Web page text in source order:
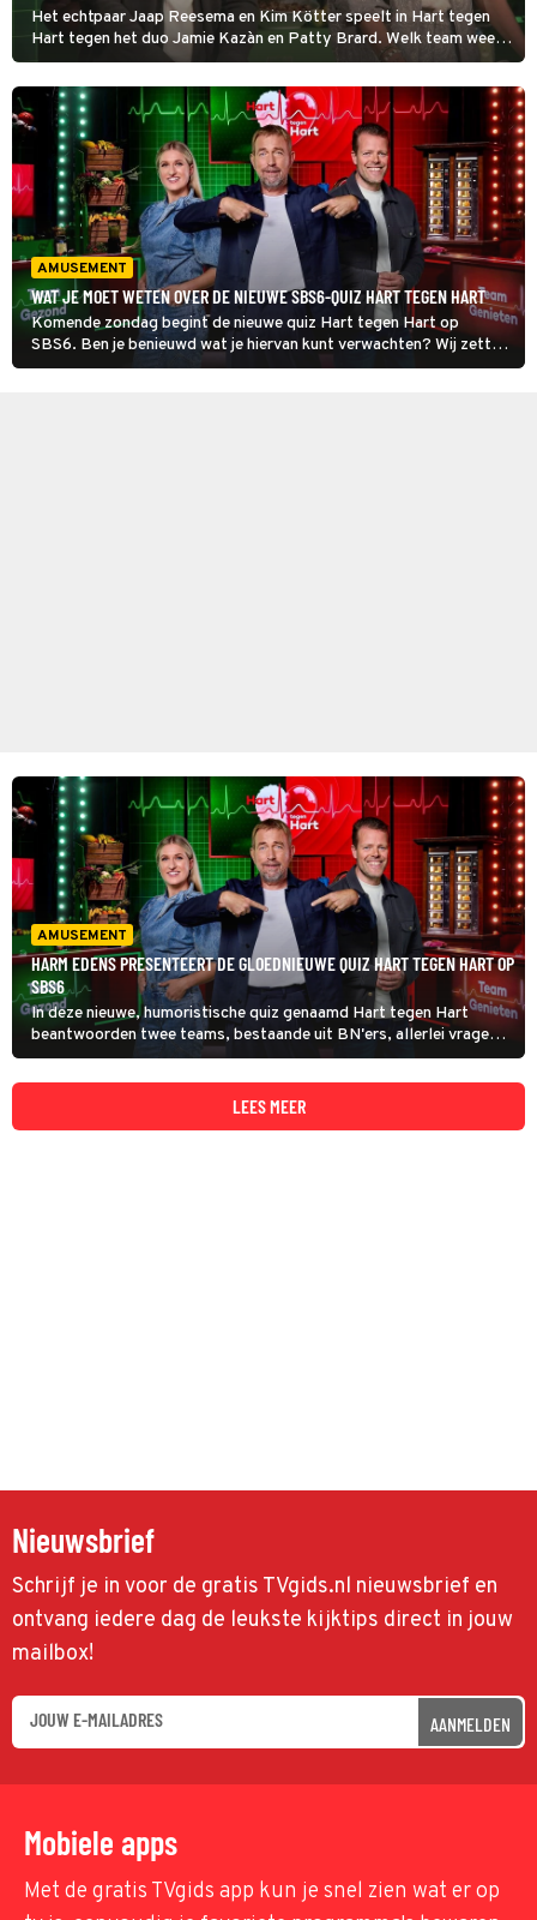
Het echtpaar Jaap Reesema en Kim Kötter speelt in Hart tegen
Hart tegen het duo Jamie Kazàn en Patty Brard. Welk team weet
de meeste feiten van fabels over hartgezondheid te
onderscheiden en wint daardoor de meeste hartslagen?
AMUSEMENT
WAT JE MOET WETEN OVER DE NIEUWE SBS6-QUIZ HART TEGEN HART
Komende zondag begint de nieuwe quiz Hart tegen Hart op
SBS6. Ben je benieuwd wat je hiervan kunt verwachten? Wij zetten
het voor je op een rij!
AMUSEMENT
HARM EDENS PRESENTEERT DE GLOEDNIEUWE QUIZ HART TEGEN HART OP
SBS6
In deze nieuwe, humoristische quiz genaamd Hart tegen Hart
beantwoorden twee teams, bestaande uit BN'ers, allerlei vragen
die over het hart gaan. Britt Dekker en Martijn Koning zijn de
teamcaptains en de presentatie is in handen van Harm Edens.
LEES MEER
Nieuwsbrief
Schrijf je in voor de gratis TVgids.nl nieuwsbrief en
ontvang iedere dag de leukste kijktips direct in jouw
mailbox!
AANMELDEN
Mobiele apps
Met de gratis TVgids app kun je snel zien wat er op